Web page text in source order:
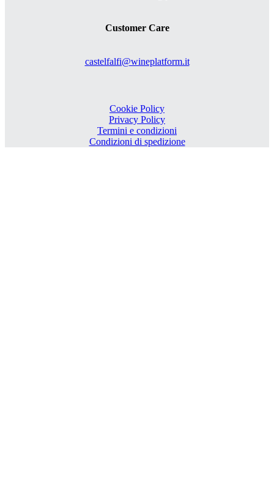
Customer Care
castelfalfi@wineplatform.it
Cookie Policy
Privacy Policy
Termini e condizioni
Condizioni di spedizione